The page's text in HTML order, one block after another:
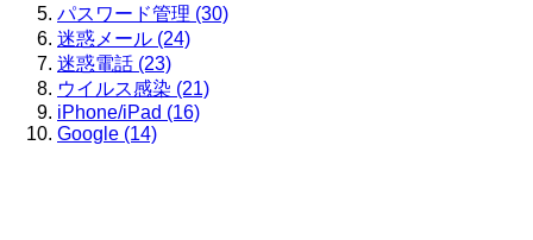
パスワード管理 (30)
迷惑メール (24)
迷惑電話 (23)
ウイルス感染 (21)
iPhone/iPad (16)
Google (14)